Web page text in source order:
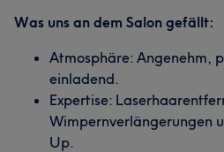
Was uns an dem Salon gefällt:
Atmosphäre: Angenehm,
einladend.
Expertise:
Wimpernverlängerungen
Up.